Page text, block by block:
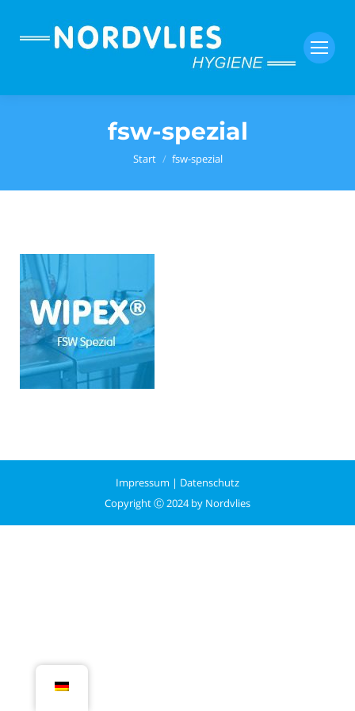
fsw-spezial
Sie befinden sich hier:Start fsw-spezial
Impressum | Datenschutz
Copyright Ⓒ 2024 by Nordvlies